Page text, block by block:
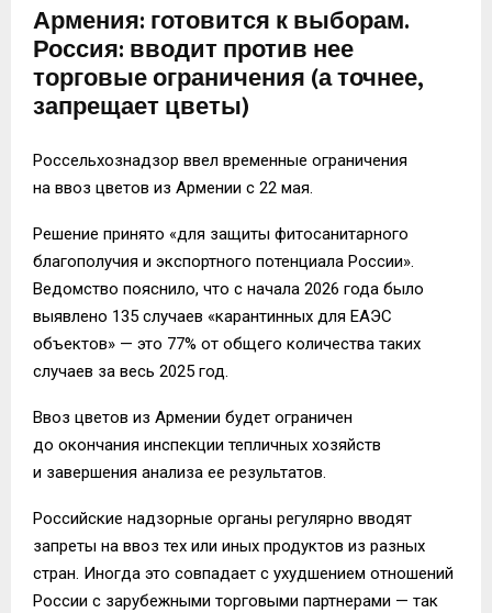
Армения: готовится к выборам.
Россия: вводит против нее
торговые ограничения (а точнее,
запрещает цветы)
Россельхознадзор ввел временные ограничения
на ввоз цветов из Армении с 22 мая.
Решение принято «для защиты фитосанитарного
благополучия и экспортного потенциала России».
Ведомство пояснило, что с начала 2026 года было
выявлено 135 случаев «карантинных для ЕАЭС
объектов» — это 77% от общего количества таких
случаев за весь 2025 год.
Ввоз цветов из Армении будет ограничен
до окончания инспекции тепличных хозяйств
и завершения анализа ее результатов.
Российские надзорные органы регулярно вводят
запреты на ввоз тех или иных продуктов из разных
стран. Иногда это совпадает с ухудшением отношений
России с зарубежными торговыми партнерами — так